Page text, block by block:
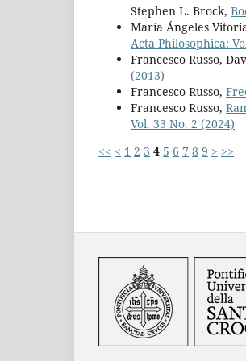
Stephen L. Brock,
María Ángeles
Acta Philosophica:
Francesco Russo,
(2013)
Francesco Russo,
Francesco Russo,
Vol. 33 No. 2 (2024)
<< < 1 2 3 4 5 6 7 8 9 > >>